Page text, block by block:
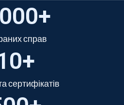
справ
+
сертифікатів
+